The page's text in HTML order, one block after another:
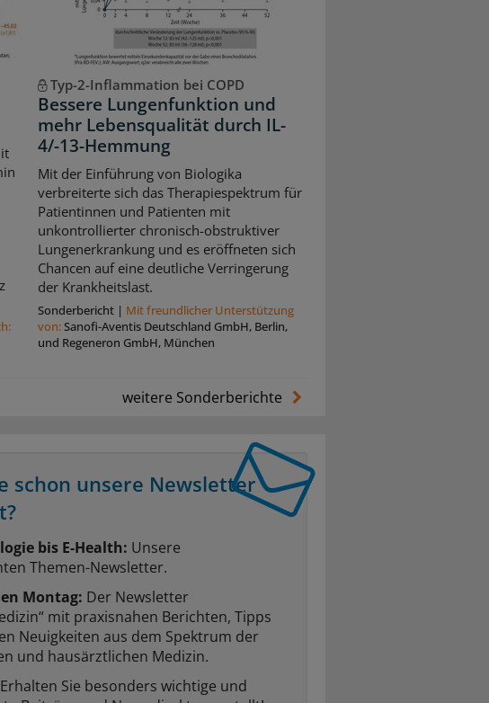
Typ-2-Inflammation bei COPD
Bessere Lungenfunktion und
mehr Lebensqualität durch IL-
4/-13-Hemmung
Mit der Einführung von Biologika
verbreiterte sich das Therapiespektrum für
Patientinnen und Patienten mit
unkontrollierter chronisch-obstruktiver
Lungenerkrankung und es eröffneten sich
Chancen auf eine deutliche Verringerung
der Krankheitslast.
Sonderbericht| Mit freundlicher Unterstützung
von:Sanoﬁ-Aventis Deutschland GmbH, Berlin,
und Regeneron GmbH, München
weitere Sonderberichte
schon unsere Newsletter
bis E-Health: Unsere
Themen-Newsletter.
Montag: Der Newsletter
mit praxisnahen Berichten, Tipps
Neuigkeiten aus dem Spektrum der
und hausärztlichen Medizin.
Erhalten Sie besonders wichtige und